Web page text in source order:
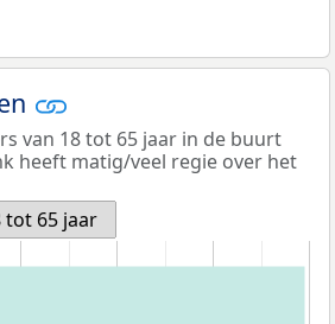
van 18 tot 65 jaar in de buurt
heeft matig/veel regie over het
tot 65 jaar